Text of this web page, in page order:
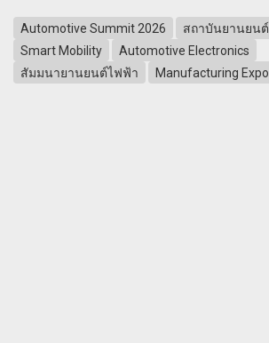
Automotive Summit 2026 สถาบันยานยนต์
Smart Mobility
Automotive Electronics
สัมมนายานยนต์ไฟฟ้า
Manufacturing Expo